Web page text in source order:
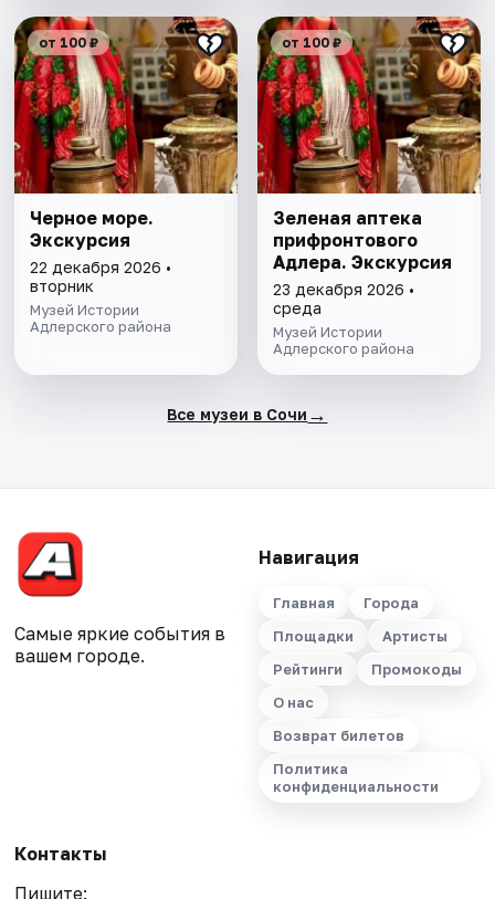
от 100 ₽
Черное море.
Экскурсия
22 декабря 2026 •
вторник
Музей Истории
Адлерского района
от 100 ₽
Зеленая аптека
прифронтового
Адлера. Экскурсия
23 декабря 2026 •
среда
Музей Истории
Адлерского района
Все музеи в Сочи →
Самые яркие события в
вашем городе.
Навигация
Главная
Города
Площадки
Артисты
Рейтинги
Промокоды
О нас
Возврат билетов
Политика
конфиденциальности
Контакты
Пишите: